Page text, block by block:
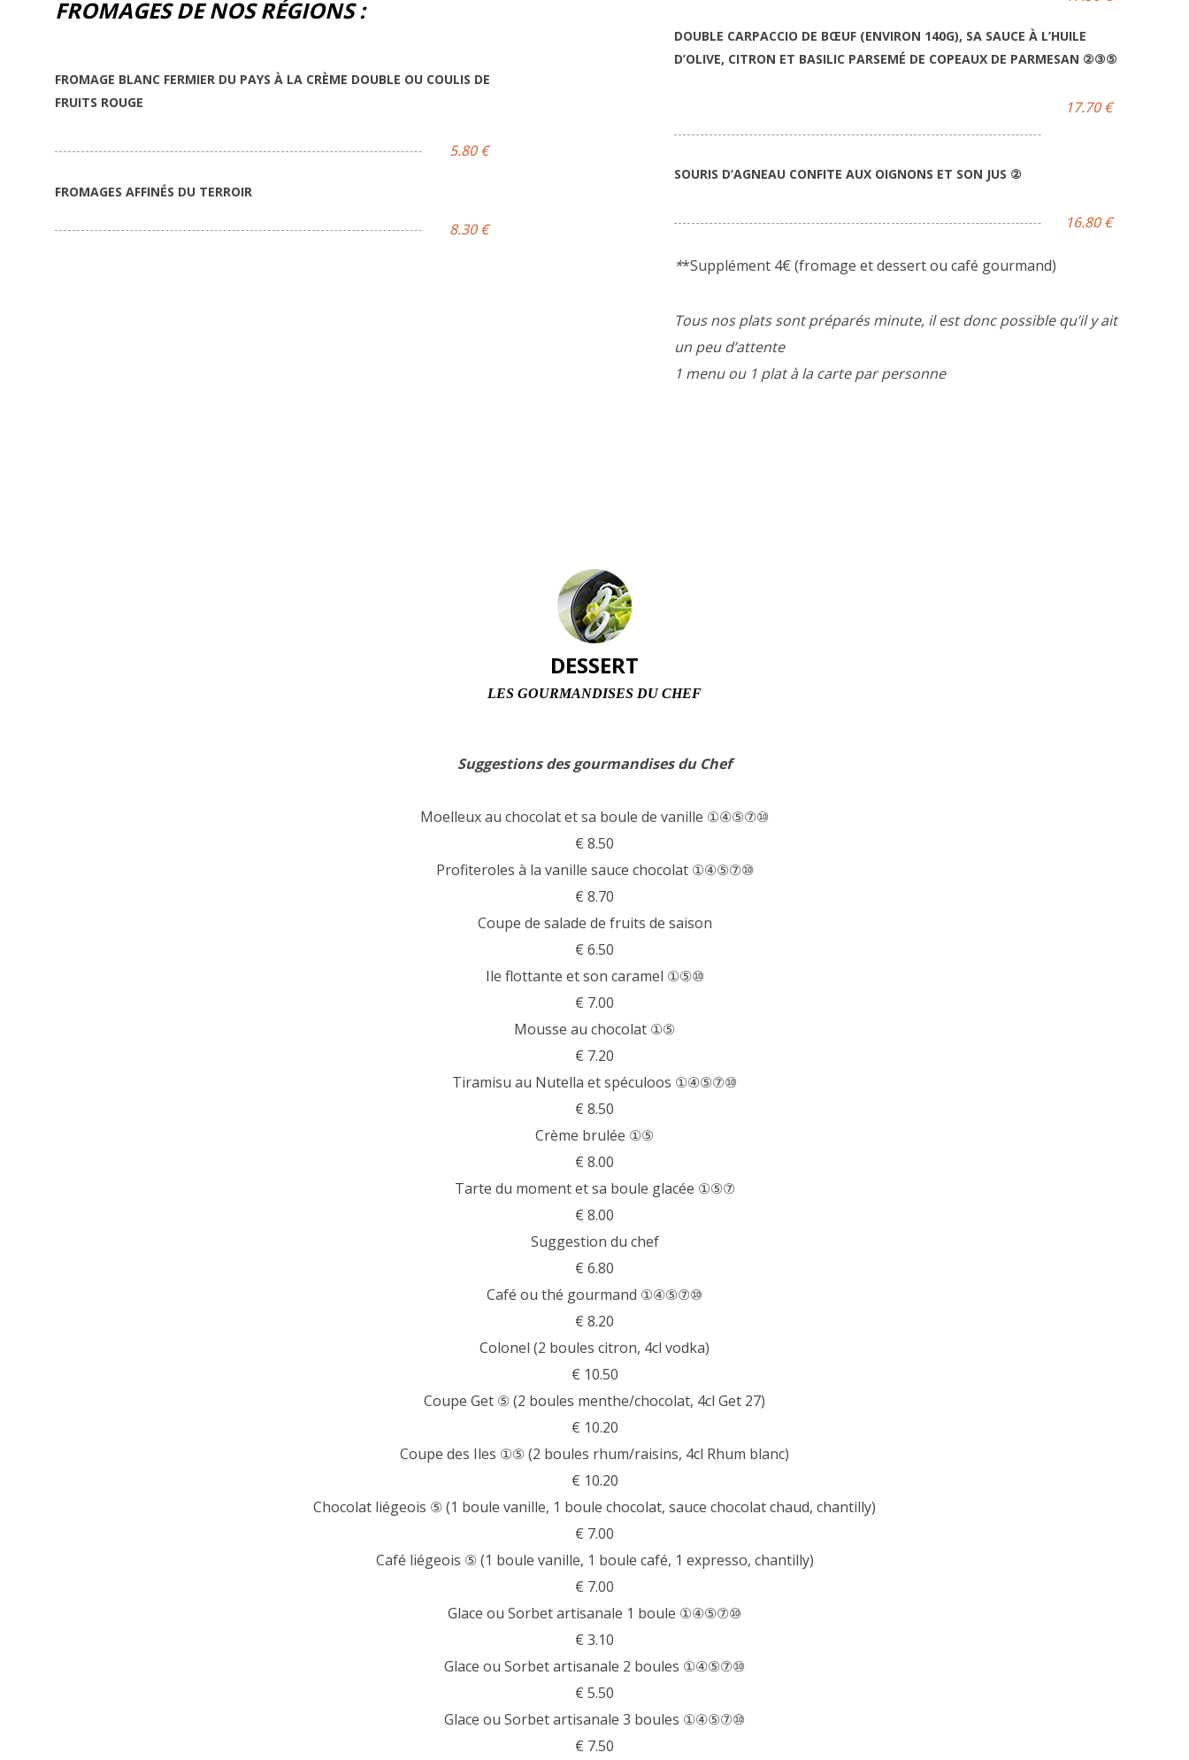
FROMAGES DE NOS RÉGIONS :
FROMAGE BLANC FERMIER DU PAYS À LA CRÈME DOUBLE OU COULIS DE
FRUITS ROUGE
5.80 €
FROMAGES AFFINÉS DU TERROIR
8.30 €
DOUBLE CARPACCIO DE BŒUF (ENVIRON 140G), SA SAUCE À L’HUILE
D’OLIVE, CITRON ET BASILIC PARSEMÉ DE COPEAUX DE PARMESAN ②③⑤
17.70 €
SOURIS D’AGNEAU CONFITE AUX OIGNONS ET SON JUS ②
16.80 €
**Supplément 4€ (fromage et dessert ou café gourmand)
Tous nos plats sont préparés minute, il est donc possible qu’il y ait
un peu d’attente
1 menu ou 1 plat à la carte par personne
DESSERT
LES GOURMANDISES DU CHEF
Suggestions des gourmandises du Chef
Moelleux au chocolat et sa boule de vanille ①④⑤⑦⑩
€ 8.50
Profiteroles à la vanille sauce chocolat ①④⑤⑦⑩
€ 8.70
Coupe de salade de fruits de saison
€ 6.50
Ile flottante et son caramel ①⑤⑩
€ 7.00
Mousse au chocolat ①⑤
€ 7.20
Tiramisu au Nutella et spéculoos ①④⑤⑦⑩
€ 8.50
Crème brulée ①⑤
€ 8.00
Tarte du moment et sa boule glacée ①⑤⑦
€ 8.00
Suggestion du chef
€ 6.80
Café ou thé gourmand ①④⑤⑦⑩
€ 8.20
Colonel (2 boules citron, 4cl vodka)
€ 10.50
Coupe Get ⑤ (2 boules menthe/chocolat, 4cl Get 27)
€ 10.20
Coupe des Iles ①⑤ (2 boules rhum/raisins, 4cl Rhum blanc)
€ 10.20
Chocolat liégeois ⑤ (1 boule vanille, 1 boule chocolat, sauce chocolat chaud, chantilly)
€ 7.00
Café liégeois ⑤ (1 boule vanille, 1 boule café, 1 expresso, chantilly)
€ 7.00
Glace ou Sorbet artisanale 1 boule ①④⑤⑦⑩
€ 3.10
Glace ou Sorbet artisanale 2 boules ①④⑤⑦⑩
€ 5.50
Glace ou Sorbet artisanale 3 boules ①④⑤⑦⑩
€ 7.50